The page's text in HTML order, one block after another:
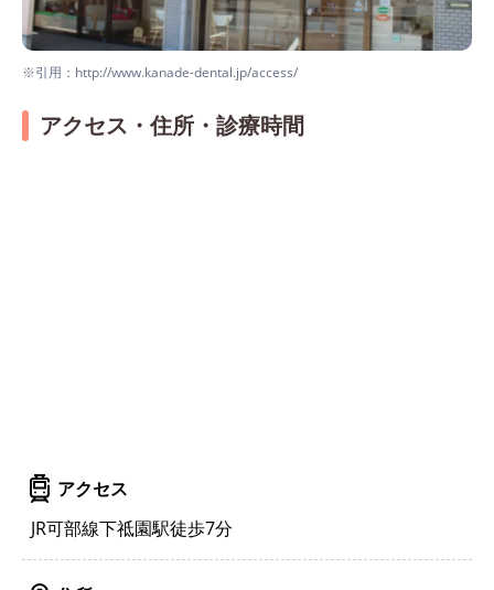
※引用：http://www.kanade-dental.jp/access/
アクセス・住所・診療時間
アクセス
JR可部線下祗園駅徒歩7分